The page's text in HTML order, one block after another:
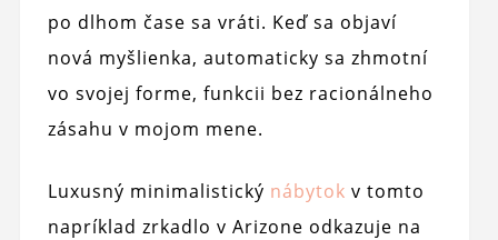
po dlhom čase sa vráti. Keď sa objaví
nová myšlienka, automaticky sa zhmotní
vo svojej forme, funkcii bez racionálneho
zásahu v mojom mene.
Luxusný minimalistický nábytok v tomto
napríklad zrkadlo v Arizone odkazuje na